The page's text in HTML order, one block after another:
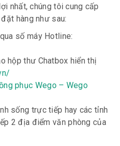
nhất, chúng tôi cung cấp
hàng như sau:
số máy Hotline:
hộp thư Chatbox hiển thị
phục Wego – Wego
sống trực tiếp hay các tỉnh
2 địa điểm văn phòng của